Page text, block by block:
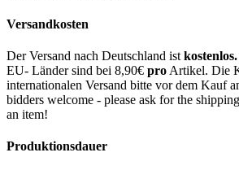
Versandkosten
Der Versand nach Deutschland ist kostenlos.
EU- Länder sind bei 8,90€ pro Artikel. Die
internationalen Versand bitte vor dem Kauf
bidders welcome - please ask for the
an item!
Produktionsdauer